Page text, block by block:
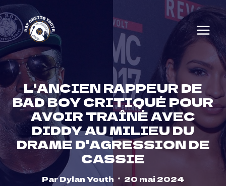
Skip
to
content
L'ANCIEN RAPPEUR DE
BAD BOY CRITIQUÉ POUR
AVOIR TRAÎNÉ AVEC
DIDDY AU MILIEU DU
DRAME D'AGRESSION DE
CASSIE
ParDylan Youth 20 mai 2024